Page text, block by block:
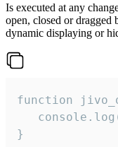
Is executed at any
open, closed or dragged
dynamic displaying or
function
}